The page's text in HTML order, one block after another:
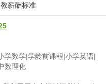
长反应，这位授课对象的学习
处理错题。
薪酬标准
学数学|学龄前课程|小学英语|
数理化